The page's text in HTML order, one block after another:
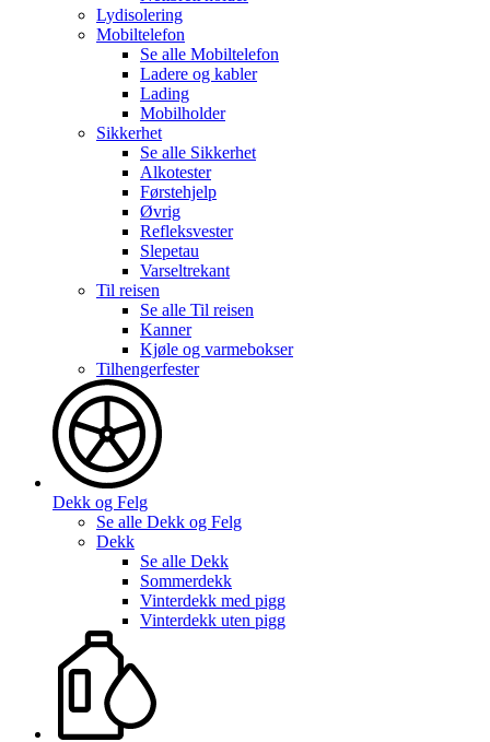
Lydisolering
Mobiltelefon
Se alle Mobiltelefon
Ladere og kabler
Lading
Mobilholder
Sikkerhet
Se alle Sikkerhet
Alkotester
Førstehjelp
Øvrig
Refleksvester
Slepetau
Varseltrekant
Til reisen
Se alle Til reisen
Kanner
Kjøle og varmebokser
Tilhengerfester
Dekk og Felg
Se alle Dekk og Felg
Dekk
Se alle Dekk
Sommerdekk
Vinterdekk med pigg
Vinterdekk uten pigg